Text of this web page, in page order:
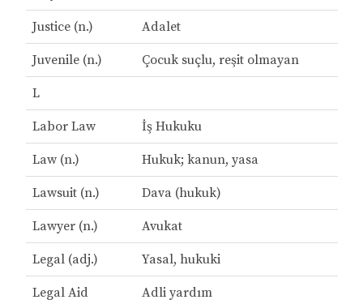
Justice (n.) Adalet
Juvenile (n.) Çocuk suçlu, reşit olmayan
L
Labor Law İş Hukuku
Law (n.) Hukuk; kanun, yasa
Lawsuit (n.) Dava (hukuk)
Lawyer (n.) Avukat
Legal (adj.) Yasal, hukuki
Legal Aid Adli yardım